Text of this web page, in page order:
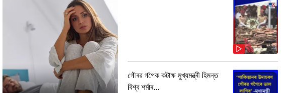
গৌৰৱ গগৈক কটাক্ষ মুখ্যমন্ত্ৰী হিমন্ত
বিশ্ব শৰ্মাৰ...